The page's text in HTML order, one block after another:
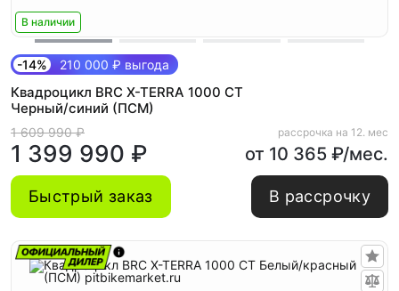
В наличии
-14% 210 000 ₽ выгода
Квадроцикл BRC X-TERRA 1000 CT
Черный/синий (ПСМ)
1 609 990 ₽
1 399 990 ₽
рассрочка на 12. мес
от 10 365 ₽/мес.
Быстрый заказ В рассрочку